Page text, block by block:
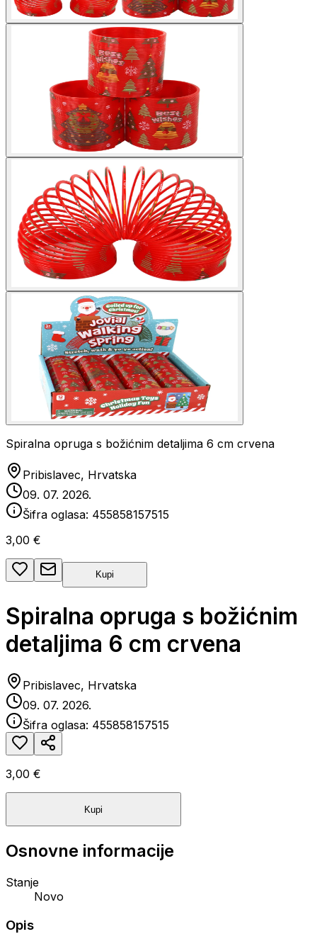
Spiralna opruga s božićnim detaljima 6 cm crvena
Pribislavec, Hrvatska
09. 07. 2026.
Šifra oglasa: 455858157515
3,00 €
Kupi
Spiralna opruga s božićnim
detaljima 6 cm crvena
Pribislavec, Hrvatska
09. 07. 2026.
Šifra oglasa: 455858157515
3,00 €
Kupi
Osnovne informacije
Stanje
Novo
Opis